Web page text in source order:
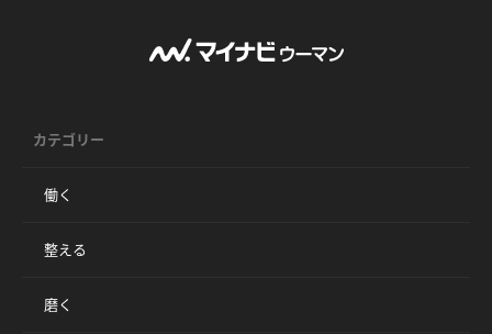
カテゴリー
働く
整える
磨く